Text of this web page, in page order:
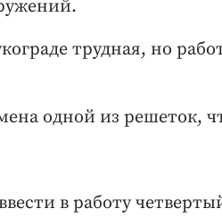
трудная, но
одной из решеток,
в работу